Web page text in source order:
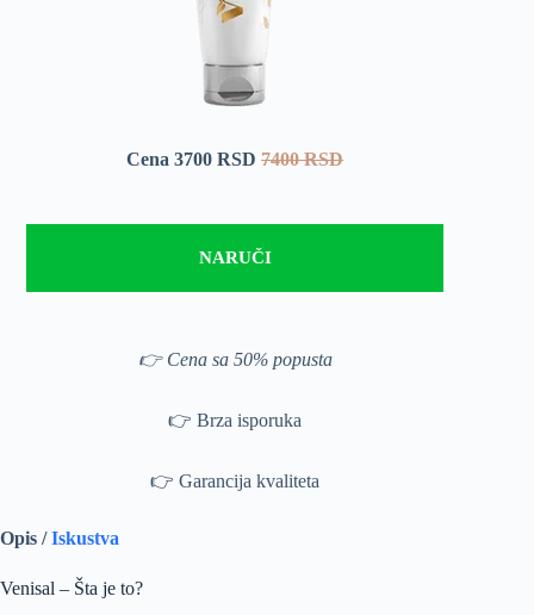
Cena 3700 RSD7400 RSD
NARUČI
👉 Cena sa 50% popusta
👉 Brza isporuka
👉 Garancija kvaliteta
Opis /Iskustva
Venisal – Šta je to?